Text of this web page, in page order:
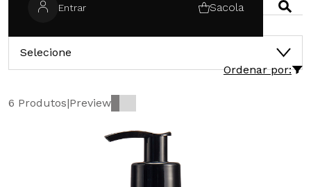
Entrar Sacola
Selecione
Ordenar por:
6 Produtos|Preview